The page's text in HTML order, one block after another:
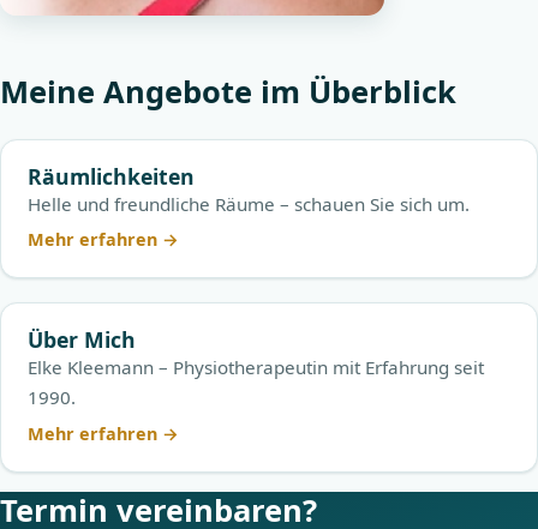
Meine Angebote im Überblick
Räumlichkeiten
Helle und freundliche Räume – schauen Sie sich um.
Mehr erfahren →
Über Mich
Elke Kleemann – Physiotherapeutin mit Erfahrung seit
1990.
Mehr erfahren →
Termin vereinbaren?